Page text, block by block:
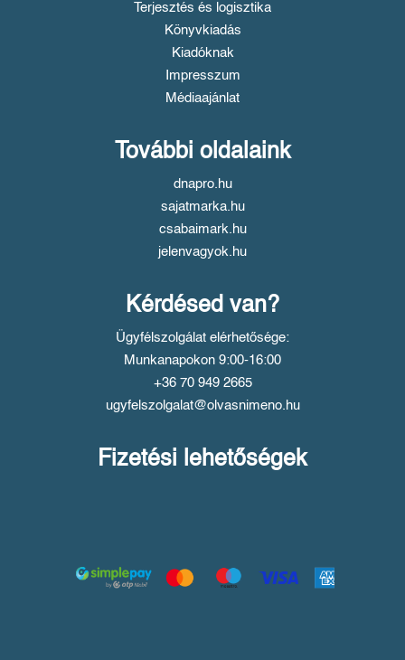
Terjesztés és logisztika
Könyvkiadás
Kiadóknak
Impresszum
Médiaajánlat
További oldalaink
dnapro.hu
sajatmarka.hu
csabaimark.hu
jelenvagyok.hu
Kérdésed van?
Ügyfélszolgálat elérhetősége:
Munkanapokon 9:00-16:00
+36 70 949 2665
ugyfelszolgalat@olvasnimeno.hu
Fizetési lehetőségek